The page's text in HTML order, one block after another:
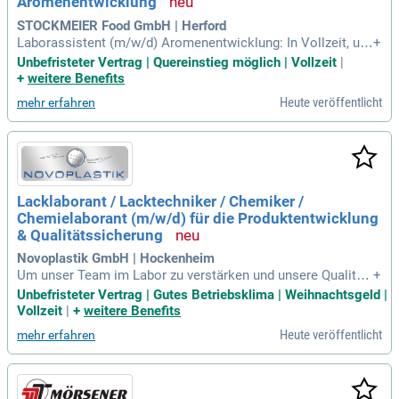
STOCKMEIER Food GmbH | Herford
Laborassistent (m/w/d) Aromenentwicklung: In Vollzeit, un
befristet.
+
Unbefristeter Vertrag | Quereinstieg möglich | Vollzeit |
+ weitere Benefits
mehr erfahren Heute veröffentlicht
Lacklaborant / Lacktechniker / Chemiker /
Chemielaborant (m/w/d) für die Produktentwicklung
& Qualitätssicherung
Novoplastik GmbH | Hockenheim
Um unser Team im Labor zu verstärken und unsere Qualität
sstandards weiter auszubauen, suchen wir zum nächstmögli
chen Zeitpunkt einen engagierten Lacklaboranten oder Lack
+
Unbefristeter Vertrag | Gutes Betriebsklima | Weihnachtsgeld |
Vollzeit | + weitere Benefits
mehr erfahren Heute veröffentlicht